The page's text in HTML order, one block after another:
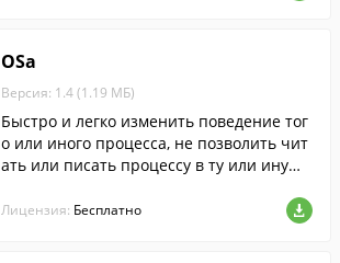
OSa
Версия: 1.4 (1.19 МБ)
Быстро и легко изменить поведение тог
о или иного процесса, не позволить чит
ать или писать процессу в ту или иную
сутствие) файлов, отлаживать свои и чу
жие программы - все это позволяет сдел
Лицензия: Бесплатно